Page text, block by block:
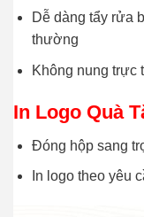
Dễ dàng tẩy rửa
thường
Không nung trực
In Logo Quà
Đóng hộp sang
In logo theo yêu